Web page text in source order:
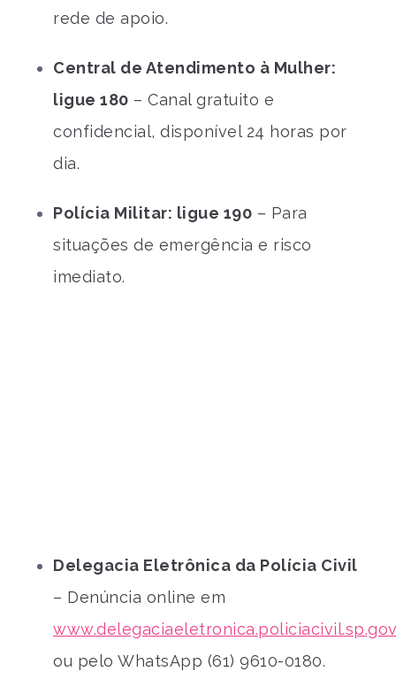
rede de apoio.
Central de Atendimento à Mulher:
ligue 180 – Canal gratuito e
confidencial, disponível 24 horas por
dia.
Polícia Militar: ligue 190 – Para
situações de emergência e risco
imediato.
Delegacia Eletrônica da Polícia Civil
– Denúncia online em
ou pelo WhatsApp (61) 9610-0180.